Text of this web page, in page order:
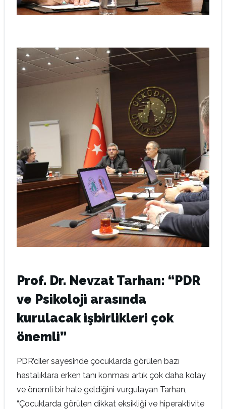
Prof. Dr. Nevzat Tarhan: “PDR
ve Psikoloji arasında
kurulacak işbirlikleri çok
önemli”
PDR’ciler sayesinde çocuklarda görülen bazı
hastalıklara erken tanı konması artık çok daha kolay
ve önemli bir hale geldiğini vurgulayan Tarhan,
“Çocuklarda görülen dikkat eksikliği ve hiperaktivite